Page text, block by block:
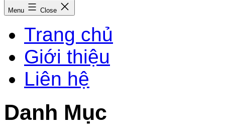
Menu Close
Trang chủ
Giới thiệu
Liên hệ
Danh Mục